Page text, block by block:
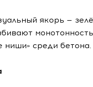
якорь —
среди бетона.